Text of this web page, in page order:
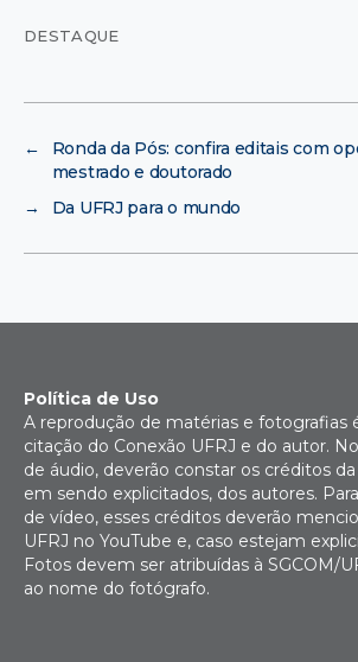
DESTAQUE
←
Ronda da Pós: confira editais com
mestrado e doutorado
→
Da UFRJ para o mundo
Política de Uso
A reprodução de matérias e fotografias
citação do Conexão UFRJ e do autor.
de áudio, deverão constar os créditos
em sendo explicitados, dos autores.
de vídeo, esses créditos deverão
UFRJ no YouTube e, caso estejam
Fotos devem ser atribuídas à SGCOM/
ao nome do fotógrafo.